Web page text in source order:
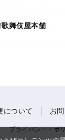
歌舞伎屋本舗
について お
プライバシー・ポ